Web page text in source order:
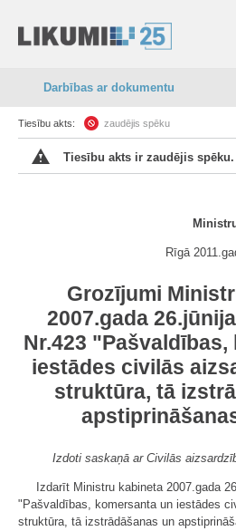
Darbības ar dokumentu
Tiesību akts: zaudējis spēku
Tiesību akts ir zaudējis spēku.
Rīgā
Grozījumi
2007.gada
Nr.423
iestādes civilās
struktūra, tā
Izdoti saskaņā ar Civilās
Izdarīt Ministru kabineta 2007.gada
"Pašvaldības, komersanta un iestādes
struktūra, tā izstrādāšanas un